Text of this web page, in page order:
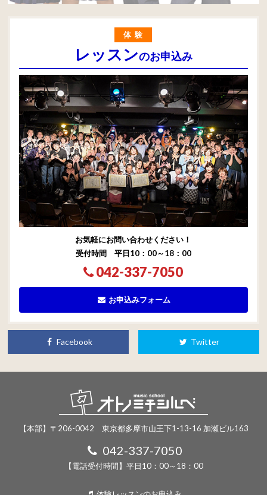
体験
レッスンのお申込み
お気軽にお問い合わせください！
受付時間 平日10：00～18：00
042-337-7050
お申込みフォーム
Facebook Twitter
【本部】〒206-0042 東京都多摩市山王下1-13-16 加瀬ビル163
042-337-7050
【電話受付時間】平日10：00～18：00